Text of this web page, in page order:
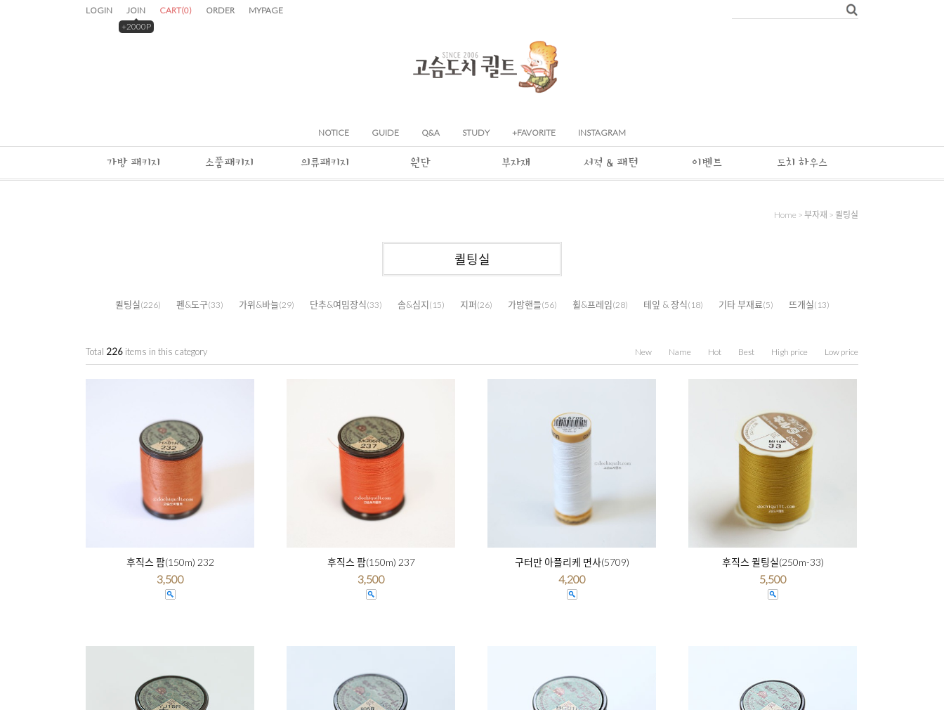
LOGIN
JOIN
+2000P
CART(0) ORDER MYPAGE
NOTICE GUIDE Q&A STUDY +FAVORITE INSTAGRAM
가방 패키지 소품패키지 의류패키지 원단 부자재 서적 & 패턴 이벤트 도치 하우스
Home > 부자재 > 퀼팅실
퀼팅실
퀼팅실 (226) 펜&도구(33) 가위&바늘(29) 단추&여밈장식 (33) 솜&심지 (15) 지퍼 (26) 가방핸들(56) 휠&프레임 (28) 테잎 & 장식 (18) 기타 부재료(5) 뜨개실 (13)
Total 226 items in this category New Name Hot Best High price Low price
후직스 팜(150m) 232
3,500
후직스 팜(150m) 237
3,500
구터만 아플리케 면사(5709)
4,200
후직스 퀼팅실(250m-33)
5,500